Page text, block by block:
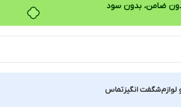
ضامن، بدون سود
لوازمشگفت انگیزتماس